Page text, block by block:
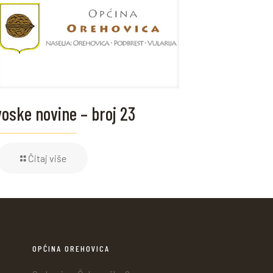
novine – broj 23
Čitaj više
OPĆINA OREHOVICA